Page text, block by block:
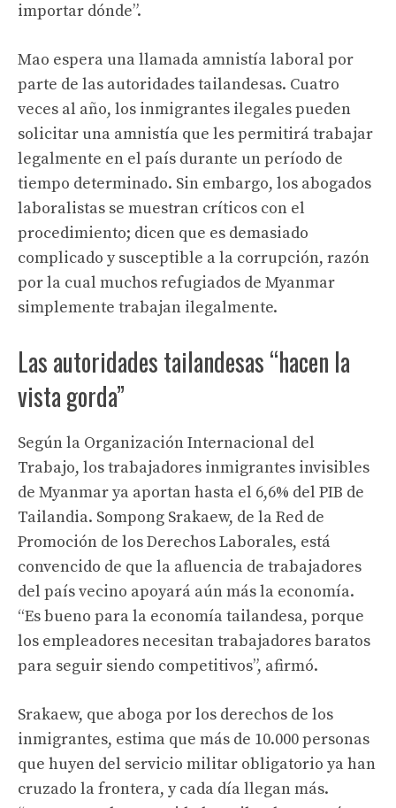
importar dónde”.
Mao espera una llamada amnistía laboral por
parte de las autoridades tailandesas. Cuatro
veces al año, los inmigrantes ilegales pueden
solicitar una amnistía que les permitirá trabajar
legalmente en el país durante un período de
tiempo determinado. Sin embargo, los abogados
laboralistas se muestran críticos con el
procedimiento; dicen que es demasiado
complicado y susceptible a la corrupción, razón
por la cual muchos refugiados de Myanmar
simplemente trabajan ilegalmente.
Las autoridades tailandesas “hacen la
vista gorda”
Según la Organización Internacional del
Trabajo, los trabajadores inmigrantes invisibles
de Myanmar ya aportan hasta el 6,6% del PIB de
Tailandia. Sompong Srakaew, de la Red de
Promoción de los Derechos Laborales, está
convencido de que la afluencia de trabajadores
del país vecino apoyará aún más la economía.
“Es bueno para la economía tailandesa, porque
los empleadores necesitan trabajadores baratos
para seguir siendo competitivos”, afirmó.
Srakaew, que aboga por los derechos de los
inmigrantes, estima que más de 10.000 personas
que huyen del servicio militar obligatorio ya han
cruzado la frontera, y cada día llegan más.